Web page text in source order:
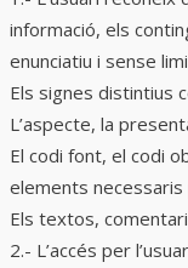
informació, els
enunciatiu i sense
Els signes distintius
L’aspecte, la
El codi font, el codi
elements necessaris
Els textos,
2.- L’accés per